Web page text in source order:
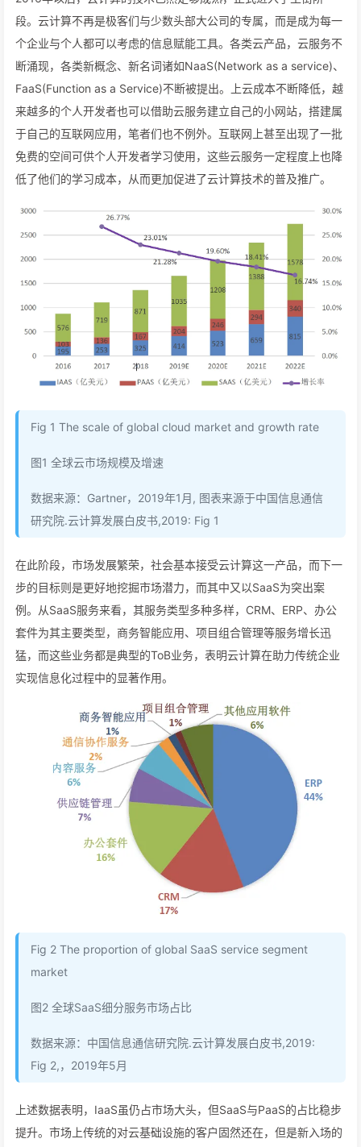
段。云计算不再是极客们与少数头部大公司的专属，而是成为每一
个企业与个人都可以考虑的信息赋能工具。各类云产品，云服务不
断涌现，各类新概念、新名词诸如NaaS(Network as a service)、
FaaS(Function as a Service)不断被提出。上云成本不断降低，越
来越多的个人开发者也可以借助云服务建立自己的小网站，搭建属
于自己的互联网应用，笔者们也不例外。互联网上甚至出现了一批
免费的空间可供个人开发者学习使用，这些云服务一定程度上也降
低了他们的学习成本，从而更加促进了云计算技术的普及推广。
Fig 1 The scale of global cloud market and growth rate
图1 全球云市场规模及增速
数据来源：Gartner，2019年1月, 图表来源于中国信息通信
研究院.云计算发展白皮书,2019: Fig 1
在此阶段，市场发展繁荣，社会基本接受云计算这一产品，而下一
步的目标则是更好地挖掘市场潜力，而其中又以SaaS为突出案
例。从SaaS服务来看，其服务类型多种多样，CRM、ERP、办公
套件为其主要类型，商务智能应用、项目组合管理等服务增长迅
猛，而这些业务都是典型的ToB业务，表明云计算在助力传统企业
实现信息化过程中的显著作用。
Fig 2 The proportion of global SaaS service segment
market
图2 全球SaaS细分服务市场占比
数据来源：中国信息通信研究院.云计算发展白皮书,2019:
Fig 2,，2019年5月
上述数据表明，IaaS虽仍占市场大头，但SaaS与PaaS的占比稳步
提升。市场上传统的对云基础设施的客户固然还在，但是新入场的